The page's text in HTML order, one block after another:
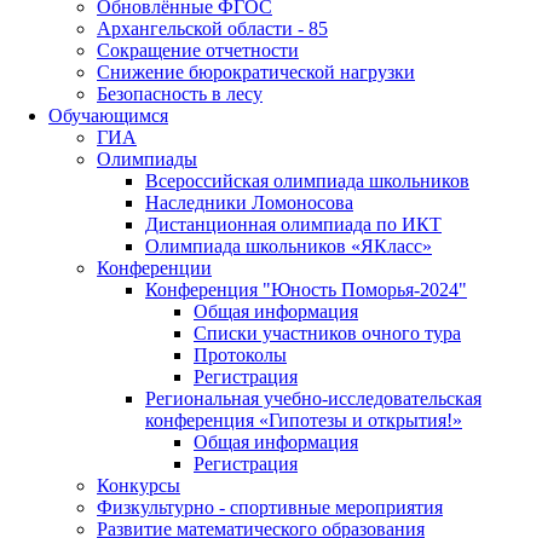
Обновлённые ФГОС
Архангельской области - 85
Сокращение отчетности
Снижение бюрократической нагрузки
Безопасность в лесу
Обучающимся
ГИА
Олимпиады
Всероссийская олимпиада школьников
Наследники Ломоносова
Дистанционная олимпиада по ИКТ
Олимпиада школьников «ЯКласс»
Конференции
Конференция "Юность Поморья-2024"
Общая информация
Списки участников очного тура
Протоколы
Регистрация
Региональная учебно-исследовательская
конференция «Гипотезы и открытия!»
Общая информация
Регистрация
Конкурсы
Физкультурно - спортивные мероприятия
Развитие математического образования